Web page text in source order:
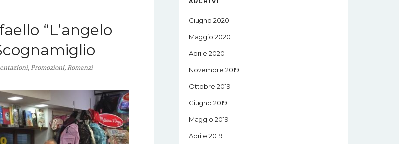
“L’angelo
,Promozioni,Romanzi
ARCHIVI
Giugno 2020
Maggio 2020
Aprile 2020
Novembre 2019
Ottobre 2019
Giugno 2019
Maggio 2019
Aprile 2019